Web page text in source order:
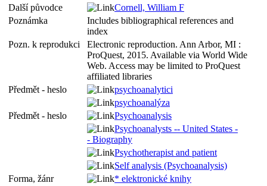
Další původce
Cornell, William F
Poznámka
Includes bibliographical references and
index
Pozn. k reprodukci
Electronic reproduction. Ann Arbor, MI :
ProQuest, 2015. Available via World Wide
Web. Access may be limited to ProQuest
affiliated libraries
Předmět - heslo
psychoanalytici
psychoanalýza
Předmět - heslo
Psychoanalysis
Psychoanalysts -- United States -
- Biography
Psychotherapist and patient
Self analysis (Psychoanalysis)
Forma, žánr
* elektronické knihy